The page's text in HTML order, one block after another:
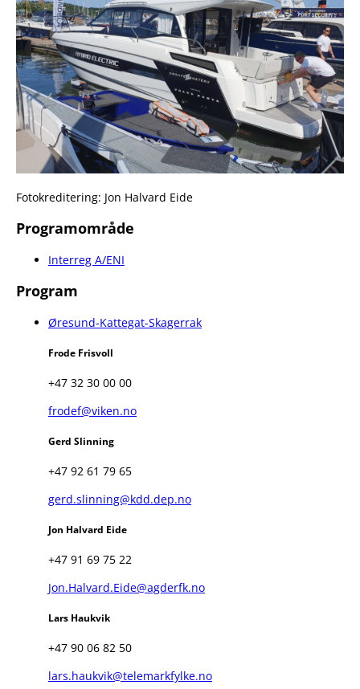
Fotokreditering: Jon Halvard Eide
Programområde
Interreg A/ENI
Program
Øresund-Kattegat-Skagerrak
Frode Frisvoll
+47 32 30 00 00
frodef@viken.no
Gerd Slinning
+47 92 61 79 65
gerd.slinning@kdd.dep.no
Jon Halvard Eide
+47 91 69 75 22
Jon.Halvard.Eide@agderfk.no
Lars Haukvik
+47 90 06 82 50
lars.haukvik@telemarkfylke.no